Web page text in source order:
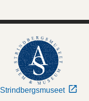
Strindbergsmuseet